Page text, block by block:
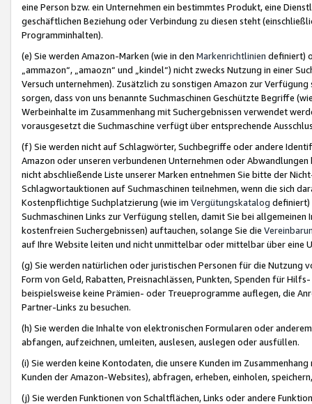
eine Person bzw. ein Unternehmen ein bestimmtes Produkt, eine
geschäftlichen Beziehung oder Verbindung zu diesen steht
Programminhalten).
(e) Sie werden Amazon-Marken (wie in den Markenrichtlinien definiert)
„ammazon“, „amaozn“ und „kindel“) nicht zwecks Nutzung in einer
Versuch unternehmen). Zusätzlich zu sonstigen Amazon zur
sorgen, dass von uns benannte Suchmaschinen Geschützte Begriffe
Werbeinhalte im Zusammenhang mit Suchergebnissen verwendet
vorausgesetzt die Suchmaschine verfügt über entsprechende
(f) Sie werden nicht auf Schlagwörter, Suchbegriffe oder andere
Amazon oder unseren verbundenen Unternehmen oder
nicht abschließende Liste unserer Marken entnehmen Sie bitte der
Schlagwortauktionen auf Suchmaschinen teilnehmen, wenn die sich
Kostenpflichtige Suchplatzierung (wie im Vergütungskatalog definiert)
Suchmaschinen Links zur Verfügung stellen, damit Sie bei
kostenfreien Suchergebnissen) auftauchen, solange Sie die
auf Ihre Website leiten und nicht unmittelbar oder mittelbar über eine
(g) Sie werden natürlichen oder juristischen Personen für die Nutzung
Form von Geld, Rabatten, Preisnachlässen, Punkten, Spenden für
beispielsweise keine Prämien- oder Treueprogramme auflegen, die
Partner-Links zu besuchen.
(h) Sie werden die Inhalte von elektronischen Formularen oder
abfangen, aufzeichnen, umleiten, auslesen, auslegen oder ausfüllen.
(i) Sie werden keine Kontodaten, die unsere Kunden im
Kunden der Amazon-Websites), abfragen, erheben, einholen,
(j) Sie werden Funktionen von Schaltflächen, Links oder andere